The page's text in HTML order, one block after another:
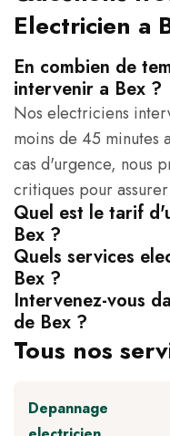
Electricien a
En combien de
intervenir a Bex ?
Nos electriciens
moins de 45 minutes
cas d'urgence, nous
critiques pour
Quel est le tarif
Bex ?
Quels services
Bex ?
Intervenez-vous
de Bex ?
Tous nos
Depannage